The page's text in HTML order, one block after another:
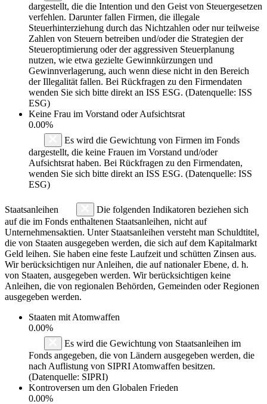
dargestellt, die die Intention und den Geist von Steuergesetzen
verfehlen. Darunter fallen Firmen, die illegale
Steuerhinterziehung durch das Nichtzahlen oder nur teilweise
Zahlen von Steuern betreiben und/oder die Strategien der
Steueroptimierung oder der aggressiven Steuerplanung
nutzen, wie etwa gezielte Gewinnkürzungen und
Gewinnverlagerung, auch wenn diese nicht in den Bereich
der Illegalität fallen. Bei Rückfragen zu den Firmendaten
wenden Sie sich bitte direkt an ISS ESG. (Datenquelle: ISS
ESG)
Keine Frau im Vorstand oder Aufsichtsrat
0.00%
Es wird die Gewichtung von Firmen im Fonds
dargestellt, die keine Frauen im Vorstand und/oder
Aufsichtsrat haben. Bei Rückfragen zu den Firmendaten,
wenden Sie sich bitte direkt an ISS ESG. (Datenquelle: ISS
ESG)
Staatsanleihen
Die folgenden Indikatoren beziehen sich
auf die im Fonds enthaltenen Staatsanleihen, nicht auf
Unternehmensaktien. Unter Staatsanleihen versteht man Schuldtitel,
die von Staaten ausgegeben werden, die sich auf dem Kapitalmarkt
Geld leihen. Sie haben eine feste Laufzeit und schütten Zinsen aus.
Wir berücksichtigen nur Anleihen, die auf nationaler Ebene, d. h.
von Staaten, ausgegeben werden. Wir berücksichtigen keine
Anleihen, die von regionalen Behörden, Gemeinden oder Regionen
ausgegeben werden.
Staaten mit Atomwaffen
0.00%
Es wird die Gewichtung von Staatsanleihen im
Fonds angegeben, die von Ländern ausgegeben werden, die
nach Auflistung von SIPRI Atomwaffen besitzen.
(Datenquelle: SIPRI)
Kontroversen um den Globalen Frieden
0.00%